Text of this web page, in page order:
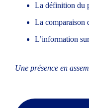
La définition du
La comparaison
L’information
Une présence en